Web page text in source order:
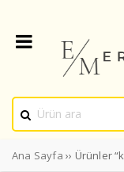
Ana Sayfa ›› Ürünler